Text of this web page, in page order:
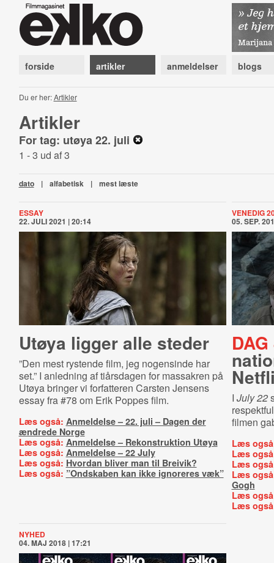
forside artikler anmeldelser blogs
Du er her:Artikler
Artikler
For tag: utøya 22. juli
1 - 3 ud af 3
dato | alfabetisk | mest læste
ESSAY
22. JULI 2021 | 20:14
Utøya ligger alle steder
”Den mest rystende film, jeg nogensinde har
set.” I anledning af tiårsdagen for massakren på
Utøya bringer vi forfatteren Carsten Jensens
essay fra #78 om Erik Poppes film.
Læs også: Anmeldelse – 22. juli – Dagen der
ændrede Norge
Læs også: Anmeldelse – Rekonstruktion Utøya
Læs også: Anmeldelse – 22 July
Læs også: Hvordan bliver man til Breivik?
Læs også: ”Ondskaben kan ikke ignoreres væk”
VENEDIG
05. SEP.
I July 22
filmen
Læs
Læs
Læs
Læs
Gogh
Læs
Læs
NYHED
04. MAJ 2018 | 17:21